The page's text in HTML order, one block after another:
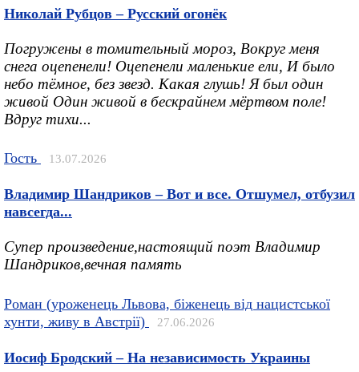
Николай Рубцов – Русский огонёк
Погружены в томительный мороз, Вокруг меня
снега оцепенели! Оцепенели маленькие ели, И было
небо тёмное, без звезд. Какая глушь! Я был один
живой Один живой в бескрайнем мёртвом поле!
Вдруг тихи...
Гость 13.07.2026
Владимир Шандриков – Вот и все. Отшумел, отбузил
навсегда...
Супер произведение,настоящий поэт Владимир
Шандриков,вечная память
Роман (уроженець Львова, біженець від нацистської
хунти, живу в Австрії)
27.06.2026
Иосиф Бродский – На независимость Украины